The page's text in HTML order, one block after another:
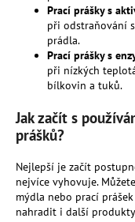
Prací prášky s
při odstraňování
prádla.
Prací prášky s
při nízkých
bílkovin a tuků.
Jak začít s
prášků?
Nejlepší je začít
nejvíce vyhovuje.
mýdla nebo prací
nahradit i další
m
e
MESIHO
ŽÍŽALÍ
ČAJ
S